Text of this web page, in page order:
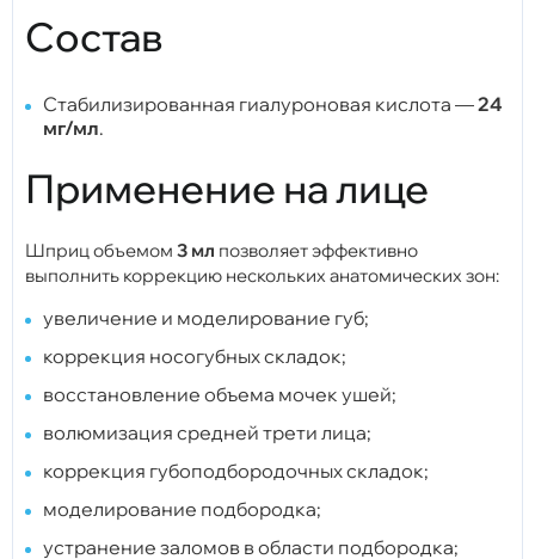
Состав
Стабилизированная гиалуроновая кислота —24
мг/мл.
Применение на лице
Шприц объемом 3 мл позволяет эффективно
выполнить коррекцию нескольких анатомических зон:
увеличение и моделирование губ;
коррекция носогубных складок;
восстановление объема мочек ушей;
волюмизация средней трети лица;
коррекция губоподбородочных складок;
моделирование подбородка;
устранение заломов в области подбородка;